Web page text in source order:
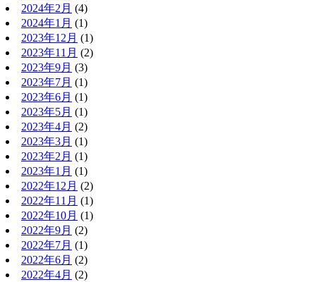
2024年2月 (4)
2024年1月 (1)
2023年12月 (1)
2023年11月 (2)
2023年9月 (3)
2023年7月 (1)
2023年6月 (1)
2023年5月 (1)
2023年4月 (2)
2023年3月 (1)
2023年2月 (1)
2023年1月 (1)
2022年12月 (2)
2022年11月 (1)
2022年10月 (1)
2022年9月 (2)
2022年7月 (1)
2022年6月 (2)
2022年4月 (2)